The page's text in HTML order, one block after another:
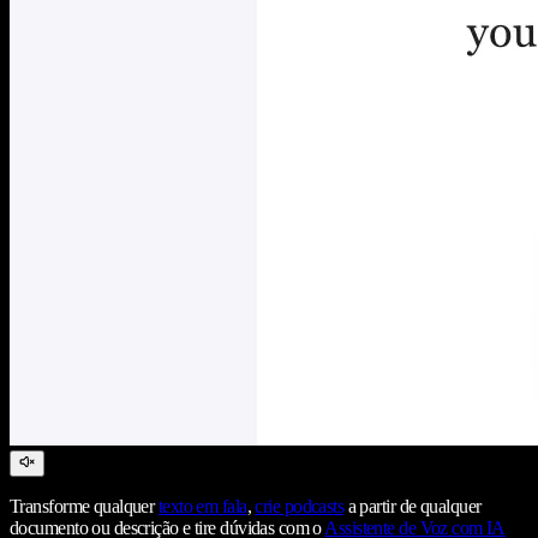
Transforme qualquertexto em fala,crie podcastsa partir de qualquer
documento ou descrição e tire dúvidas com oAssistente de Voz com IA